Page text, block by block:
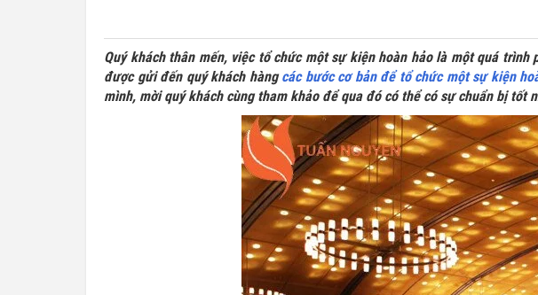
Quý khách thân mến, việc tổ chức một sự kiện hoàn hảo là một quá
được gửi đến quý khách hàngcác bước cơ bản để tổ chức một sự kiện
mình, mời quý khách cùng tham khảo để qua đó có thể có sự chuẩn bị tốt